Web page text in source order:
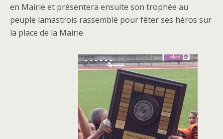
en Mairie et présentera ensuite son trophée au
peuple lamastrois rassemblé pour fêter ses héros sur
la place de la Mairie.